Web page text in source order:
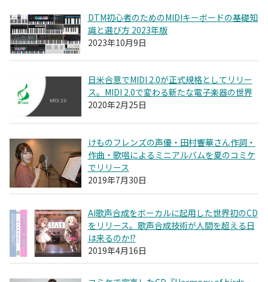
DTM初心者のためのMIDIキーボードの基礎知
識と選び方 2023年版
2023年10月9日
日米合意でMIDI 2.0が正式規格としてリリー
ス。MIDI 2.0で変わる新たな電子楽器の世界
2020年2月25日
けものフレンズの声優・田村響華さん作詞・
作曲・歌唱によるミニアルバムを夏のコミケ
でリリース
2019年7月30日
AI歌声合成をボーカルに起用した世界初のCD
をリリース。歌声合成技術が人間を超える日
は来るのか!?
2019年4月16日